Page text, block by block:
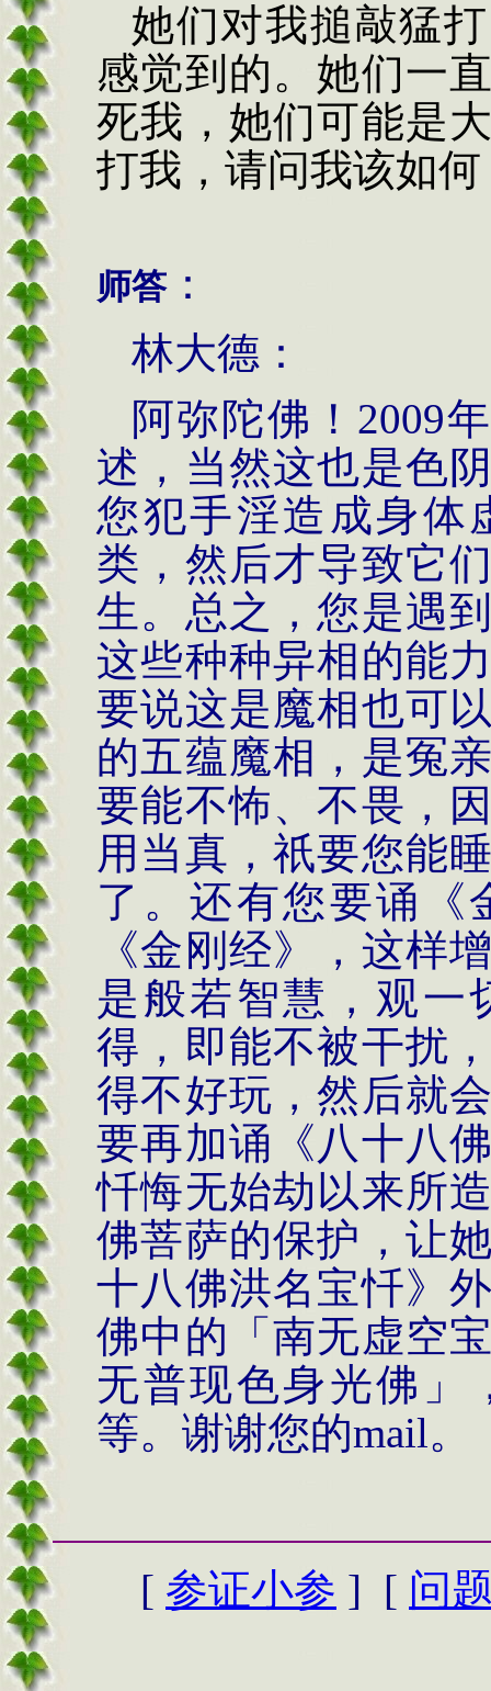
她们对我搥敲猛
感觉到的。她们一
死我，她们可能是
打我，请问我该如何
师答：
林大德：
阿弥陀佛！ 2009
述，当然这也是色
您犯手淫造成身体
类，然后才导致它
生。总之，您是遇
这些种种异相的能
要说这是魔相也可
的五蕴魔相，是冤
要能不怖、不畏，
用当真，祇要您能
了。还有您要诵《
《金刚经》，这样
是般若智慧，观一
得，即能不被干扰
得不好玩，然后就
要再加诵《八十八
忏悔无始劫以来所
佛菩萨的保护，让
十八佛洪名宝忏》
佛中的「南无虚空
无普现色身光佛」
等。谢谢您的mail。
[ 参证小参 ] [ 问